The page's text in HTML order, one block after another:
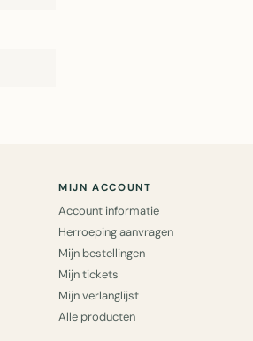
MIJN ACCOUNT
Account informatie
Herroeping aanvragen
Mijn bestellingen
Mijn tickets
Mijn verlanglijst
Alle producten